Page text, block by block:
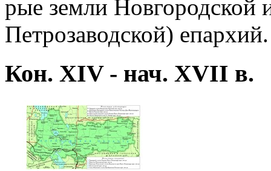
рые земли Новгородской
Петрозаводской) епархий.
Кон. XIV - нач. XVII в.